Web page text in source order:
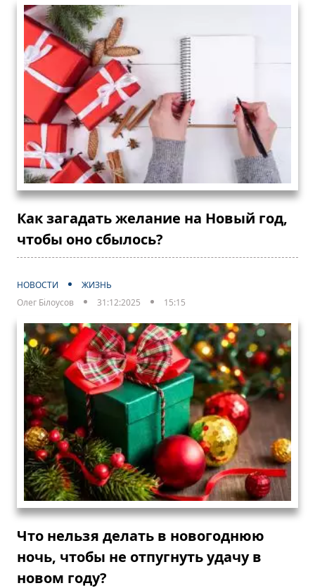
Как загадать желание на Новый год,
чтобы оно сбылось?
НОВОСТИ
ЖИЗНЬ
Олег Білоусов
31:12:2025 15:15
Что нельзя делать в новогоднюю
ночь, чтобы не отпугнуть удачу в
новом году?